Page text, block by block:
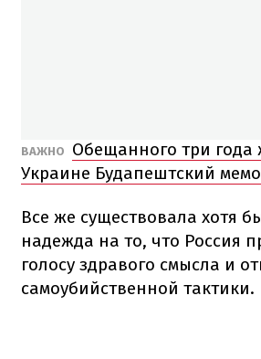
ВАЖНО
Обещанного три года
Украине Будапештский
Все же существовала хотя
надежда на то, что Россия
голосу здравого смысла и
самоубийственной тактики.